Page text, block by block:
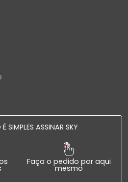
SIMPLES ASSINAR SKY
Faça o pedido por aqui
mesmo